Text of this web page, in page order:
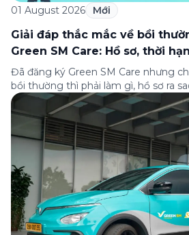
01 August 2026 Mới
Giải đáp thắc mắc về bồi
Green SM Care: Hồ sơ, thời
hỗ trợ
Đã đăng ký Green SM Care nhưng
bồi thường thì phải làm gì, hồ sơ ra
nhận bảo hiểm tìm ở đâu? Bài viết
câu hỏi thường gặp nhất về quy trình
của Green […]